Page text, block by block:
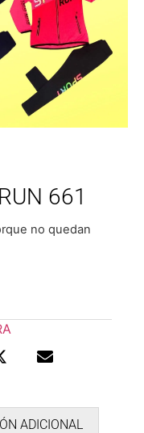
661
no quedan
ADICIONAL